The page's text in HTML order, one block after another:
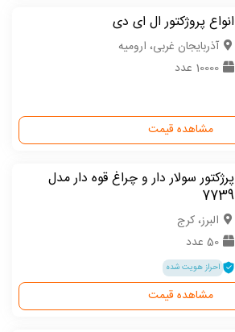
انواع پروژکتور ال ای دی
آذربایجان غربی، ارومیه
10000 عدد
مشاهده قیمت
پرژکتور سولار دار و چراغ قوه دار مدل
7739
البرز، کرج
50 عدد
احراز هویت شده
مشاهده قیمت